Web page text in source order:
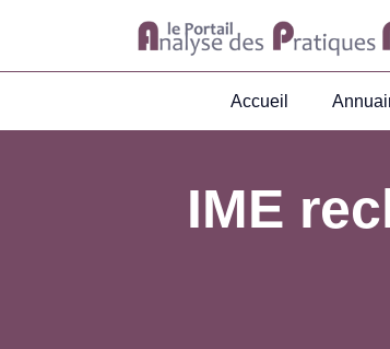
Accueil
IME